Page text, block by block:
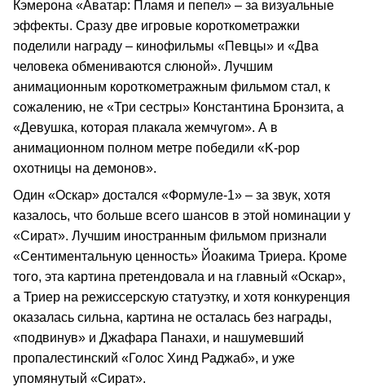
Кэмерона «Аватар: Пламя и пепел» – за визуальные
эффекты. Сразу две игровые короткометражки
поделили награду – кинофильмы «Певцы» и «Два
человека обмениваются слюной». Лучшим
анимационным короткометражным фильмом стал, к
сожалению, не «Три сестры» Константина Бронзита, а
«Девушка, которая плакала жемчугом». А в
анимационном полном метре победили «K-pop
охотницы на демонов».
Один «Оскар» достался «Формуле-1» – за звук, хотя
казалось, что больше всего шансов в этой номинации у
«Сират». Лучшим иностранным фильмом признали
«Сентиментальную ценность» Йоакима Триера. Кроме
того, эта картина претендовала и на главный «Оскар»,
а Триер на режиссерскую статуэтку, и хотя конкуренция
оказалась сильна, картина не осталась без награды,
«подвинув» и Джафара Панахи, и нашумевший
пропалестинский «Голос Хинд Раджаб», и уже
упомянутый «Сират».